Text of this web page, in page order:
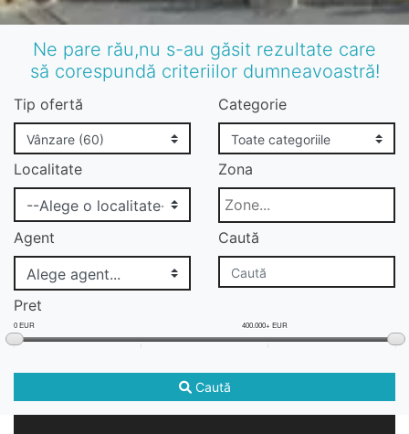
Ne pare rău,nu s-au găsit rezultate care
să corespundă criteriilor dumneavoastră!
Tip ofertă Categorie
Localitate Zona
Agent Caută
Pret
0 EUR 400.000+ EUR
Caută